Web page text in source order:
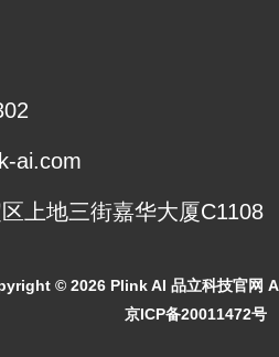
ai.com
上地三街嘉华大厦C1108
© 2026 Plink AI 品立科技官网
京ICP备20011472号